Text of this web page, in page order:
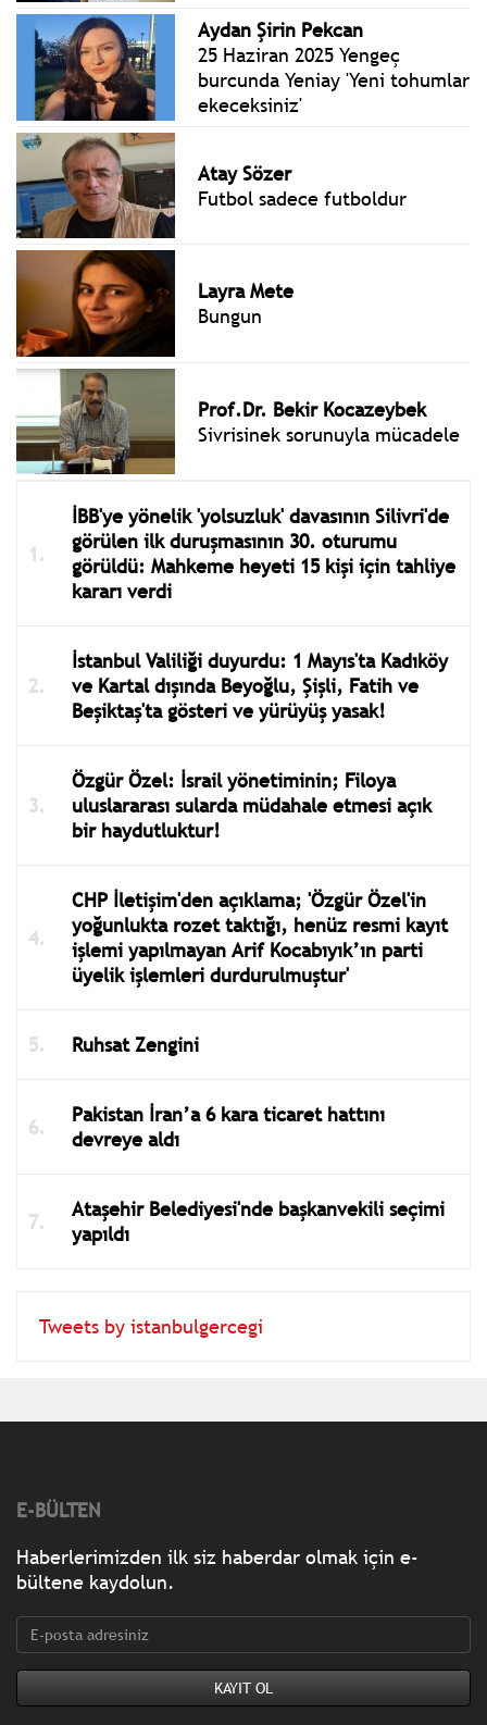
Aydan Şirin Pekcan
25 Haziran 2025 Yengeç
burcunda Yeniay 'Yeni tohumlar
ekeceksiniz'
Atay Sözer
Futbol sadece futboldur
Layra Mete
Bungun
Prof.Dr. Bekir Kocazeybek
Sivrisinek sorunuyla mücadele
İBB'ye yönelik 'yolsuzluk' davasının Silivri'de
görülen ilk duruşmasının 30. oturumu
görüldü: Mahkeme heyeti 15 kişi için tahliye
kararı verdi
İstanbul Valiliği duyurdu: 1 Mayıs'ta Kadıköy
ve Kartal dışında Beyoğlu, Şişli, Fatih ve
Beşiktaş'ta gösteri ve yürüyüş yasak!
Özgür Özel: İsrail yönetiminin; Filoya
uluslararası sularda müdahale etmesi açık
bir haydutluktur!
CHP İletişim'den açıklama; 'Özgür Özel'in
yoğunlukta rozet taktığı, henüz resmi kayıt
işlemi yapılmayan Arif Kocabıyık’ın parti
üyelik işlemleri durdurulmuştur'
Ruhsat Zengini
Pakistan İran’a 6 kara ticaret hattını
devreye aldı
Ataşehir Belediyesi'nde başkanvekili seçimi
yapıldı
Tweets by istanbulgercegi
E-BÜLTEN
Haberlerimizden ilk siz haberdar olmak için e-
bültene kaydolun.